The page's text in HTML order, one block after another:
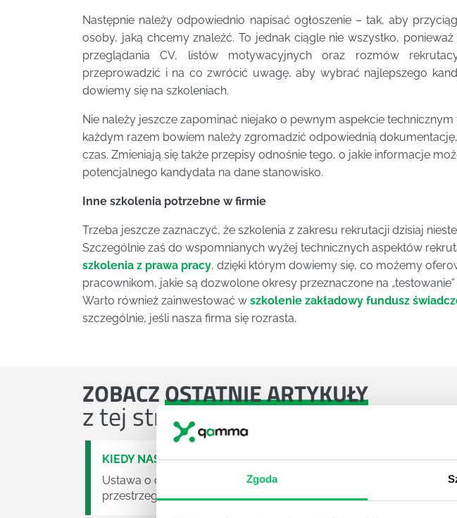
Zgoda
Następnie należy odpowiednio napisać ogłoszenie – tak, aby
osoby, jaką chcemy znaleźć. To jednak ciągle nie wszystko,
przeglądania CV, listów motywacyjnych oraz rozmów
przeprowadzić i na co zwrócić uwagę, aby wybrać najlepszego
dowiemy się na szkoleniach.
Nie należy jeszcze zapominać niejako o pewnym aspekcie technicznym
każdym razem bowiem należy zgromadzić odpowiednią
czas. Zmieniają się także przepisy odnośnie tego, o jakie informacje
potencjalnego kandydata na dane stanowisko.
Inne szkolenia potrzebne w firmie
Trzeba jeszcze zaznaczyć, że szkolenia z zakresu rekrutacji dzisiaj
Szczególnie zaś do wspomnianych wyżej technicznych aspektów
szkolenia z prawa pracy, dzięki którym dowiemy się, co możemy
pracownikom, jakie są dozwolone okresy przeznaczone na
Warto również zainwestować w szkolenie zakładowy fundusz
szczególnie, jeśli nasza firma się rozrasta.
ZOBACZOSTATNIE ARTYKUŁY
z tej strefy wiedzy
KIEDY NASTĄPI ZMIANA USTAWY O ODPADACH?
Ustawa o odpadach jest dość istotną ustawą dla każdej firmy.
przestrzeganie będzie już normalnie egzekwowane? Z czym trzeba